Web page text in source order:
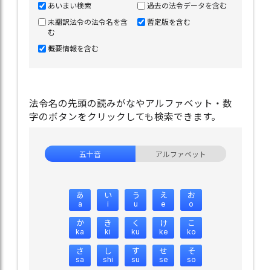
あいまい検索
過去の法令データを含む
未翻訳法令の法令名を含
む
暫定版を含む
概要情報を含む
法令名の先頭の読みがなやアルファベット・数
字のボタンをクリックしても検索できます。
五十音 アルファベット
あ
a
い
i
う
u
え
e
お
o
か
ka
き
ki
く
ku
け
ke
こ
ko
さ
sa
し
shi
す
su
せ
se
そ
so